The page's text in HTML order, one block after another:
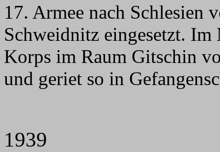
17. Armee nach Schlesien
Schweidnitz eingesetzt. Im
Korps im Raum Gitschin
und geriet so in
1939